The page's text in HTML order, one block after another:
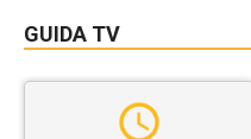
GUIDA TV